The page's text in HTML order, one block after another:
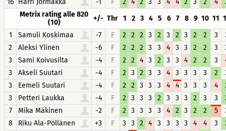
16 Harri Jormakka -1 F 2 4 2 3 3 4 4 2 3 2 4
Metrix rating alle 820
(10)
+/- Thr 1 2 3 4 5 6 7 8 9 10 11
1
Samuli Koskimaa -7 F 2 2 2 3 2 3 2 3 2 2 3
2
Aleksi Ylinen -6 F 2 2 2 3 3 4 3 3 2 2 3
3
Sami Koivusilta -4 F 2 2 4 3 2 3 3 4 2 2 3
3
Akseli Suutari -4 F 2 3 2 3 3 4 3 3 3 3 2
3
Eemeli Suutari -4 F 2 2 3 3 3 4 4 3 3 3 4
3
Petteri Laukka -4 F 2 3 3 3 2 3 3 3 2 3 3
7
Mika Mäkinen -2 F 2 3 3 3 3 4 2 3 2 2 5
8
Riku Ala-Pöllänen +3 F 3 3 2 4 3 3 3 3 4 4 3